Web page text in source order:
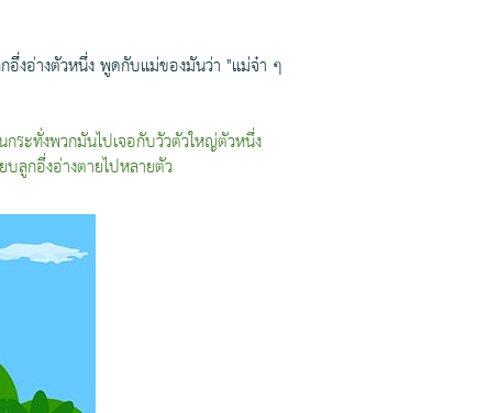
อึ่งอ่างตัวหนึ่ง พูดกับแม่ของมันว่า "แม่จ๋า ๆ
ระทั่งพวกมันไปเจอกับวัวตัวใหญ่ตัวหนึ่ง
บลูกอึ่งอ่างตายไปหลายตัว